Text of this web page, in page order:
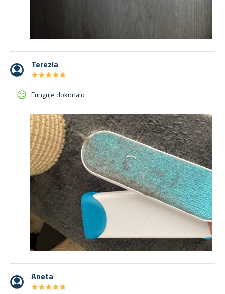
Terezia
★★★★★
★★★★★
Funguje dokonalo
Aneta
★★★★★
★★★★★